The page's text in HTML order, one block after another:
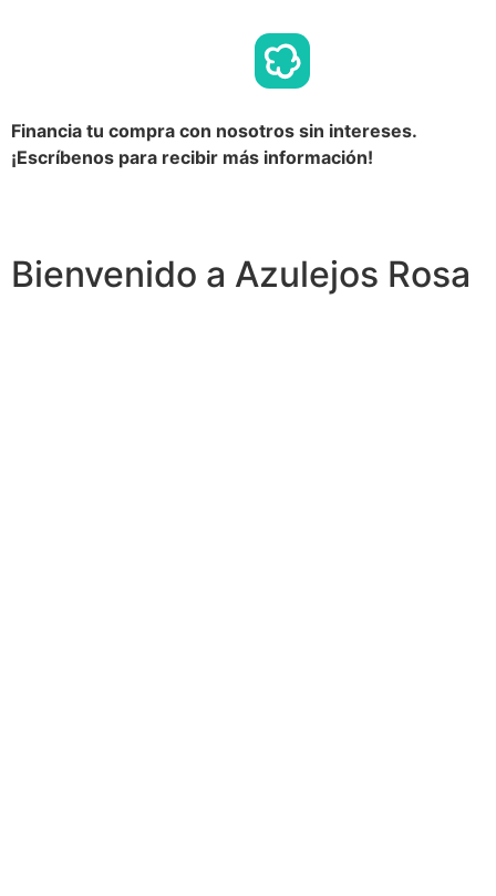
Financia tu compra con nosotros sin intereses.
¡Escríbenos para recibir más información!
Bienvenido a Azulejos Rosa